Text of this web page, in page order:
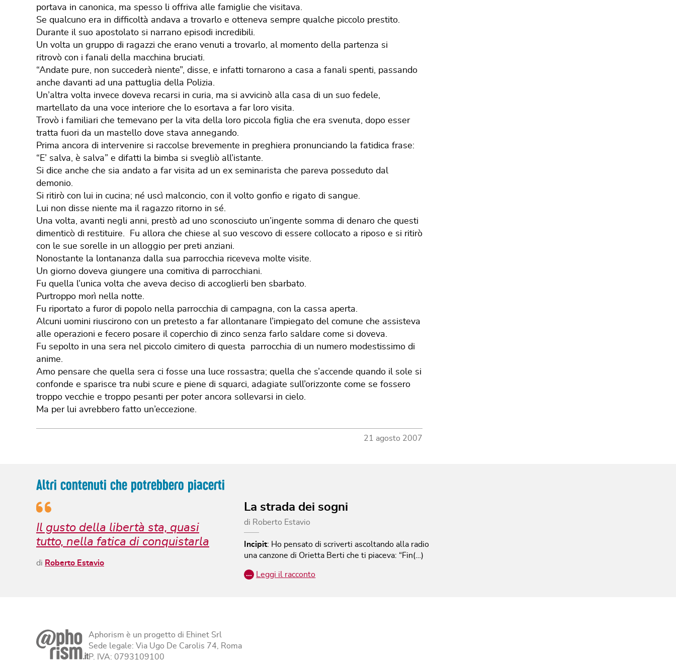
portava in canonica, ma spesso li offriva alle famiglie che visitava.
Se qualcuno era in difficoltà andava a trovarlo e otteneva sempre qualche piccolo prestito.
Durante il suo apostolato si narrano episodi incredibili.
Un volta un gruppo di ragazzi che erano venuti a trovarlo, al momento della partenza si
ritrovò con i fanali della macchina bruciati.
“Andate pure, non succederà niente”, disse, e infatti tornarono a casa a fanali spenti, passando
anche davanti ad una pattuglia della Polizia.
Un’altra volta invece doveva recarsi in curia, ma si avvicinò alla casa di un suo fedele,
martellato da una voce interiore che lo esortava a far loro visita.
Trovò i familiari che temevano per la vita della loro piccola figlia che era svenuta, dopo esser
tratta fuori da un mastello dove stava annegando.
Prima ancora di intervenire si raccolse brevemente in preghiera pronunciando la fatidica frase:
“E’ salva, è salva” e difatti la bimba si svegliò all’istante.
Si dice anche che sia andato a far visita ad un ex seminarista che pareva posseduto dal
demonio.
Si ritirò con lui in cucina; né uscì malconcio, con il volto gonfio e rigato di sangue.
Lui non disse niente ma il ragazzo ritorno in sé.
Una volta, avanti negli anni, prestò ad uno sconosciuto un’ingente somma di denaro che questi
dimenticò di restituire. Fu allora che chiese al suo vescovo di essere collocato a riposo e si ritirò
con le sue sorelle in un alloggio per preti anziani.
Nonostante la lontananza dalla sua parrocchia riceveva molte visite.
Un giorno doveva giungere una comitiva di parrocchiani.
Fu quella l’unica volta che aveva deciso di accoglierli ben sbarbato.
Purtroppo morì nella notte.
Fu riportato a furor di popolo nella parrocchia di campagna, con la cassa aperta.
Alcuni uomini riuscirono con un pretesto a far allontanare l’impiegato del comune che assisteva
alle operazioni e fecero posare il coperchio di zinco senza farlo saldare come si doveva.
Fu sepolto in una sera nel piccolo cimitero di questa parrocchia di un numero modestissimo di
anime.
Amo pensare che quella sera ci fosse una luce rossastra; quella che s’accende quando il sole si
confonde e sparisce tra nubi scure e piene di squarci, adagiate sull’orizzonte come se fossero
troppo vecchie e troppo pesanti per poter ancora sollevarsi in cielo.
Ma per lui avrebbero fatto un’eccezione.
21 agosto 2007
Altri contenuti che potrebbero piacerti
Il gusto della libertà sta, quasi
tutto, nella fatica di conquistarla
di Roberto Estavio
La strada dei sogni
di Roberto Estavio
Incipit: Ho pensato di scriverti ascoltando alla radio
una canzone di Orietta Berti che ti piaceva: “Fin(…)
… Leggi il racconto
Aphorism è un progetto di Ehinet Srl
Sede legale: Via Ugo De Carolis 74, Roma
P. IVA: 0793109100